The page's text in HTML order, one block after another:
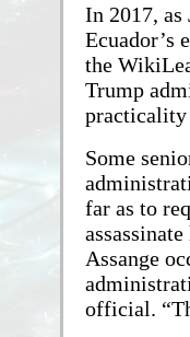
In 2017,
Ecuador’s
the
Trump
practicality
Some
far as to
Assange
official.